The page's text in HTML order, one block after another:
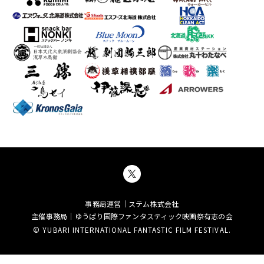
事務局運営｜ステム株式会社
主催事務局｜ゆうばり国際ファンタスティック映画祭有志の会
© YUBARI INTERNATIONAL FANTASTIC FILM FESTIVAL.